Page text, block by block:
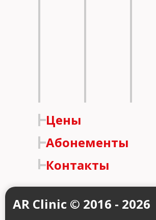
Цены
Абонементы
Контакты
AR Clinic © 2016 - 2026